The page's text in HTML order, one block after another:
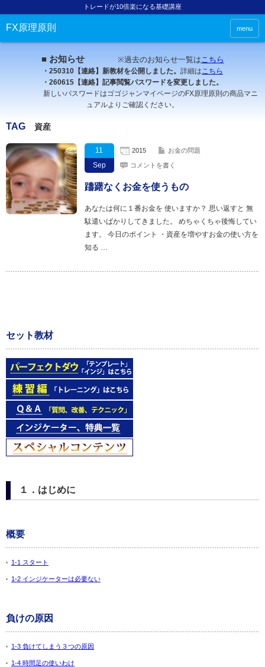
トレードが10倍楽になる基礎講座
FX原理原則 menu
■ お知らせ ※過去のお知らせ一覧はこちら
・250310【連絡】新教材を公開しました。 詳細はこちら
・260615【連絡】記事閲覧パスワードを変更しました。
新しいパスワードはゴゴジャンマイページのFX原理原則の商品マニ
ュアルよりご確認ください。
TAG 資産
11
Sep
2015 お金の問題
コメントを書く
躊躇なくお金を使うもの
あなたは何に１番お金を 使いますか？ 思い返すと 無
駄遣いばかりしてきました。 めちゃくちゃ後悔してい
ます。 今日のポイント ・資産を増やすお金の使い方を
知る …
セット教材
１．はじめに
概要
1-1 スタート
1-2 インジケーターは必要ない
負けの原因
1-3 負けてしまう３つの原因
1-4 時間足の使いわけ